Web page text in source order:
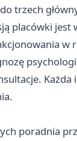
trzech
placówki
w
poradnia